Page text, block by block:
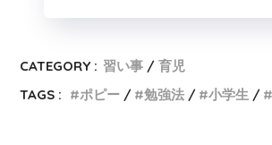
CATEGORY : 習い事
育児
TAGS :
ポピー 勉強法 小学生